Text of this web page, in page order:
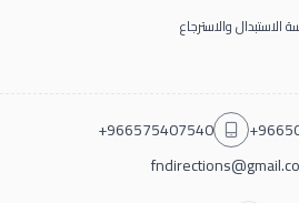
الاستبدال والاسترجاع
+966575407540